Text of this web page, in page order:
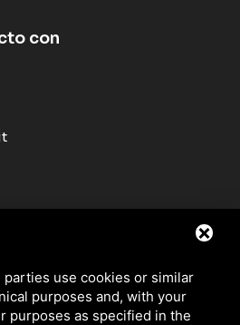
con
parties use cookies or similar
purposes and, with your
purposes as specified in the